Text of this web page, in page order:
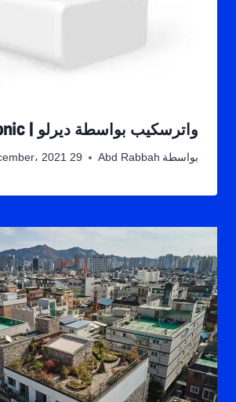
واترسكيب بواسطة ديرلو | Architonic
بواسطة Abd Rabbah 29 December، 2021